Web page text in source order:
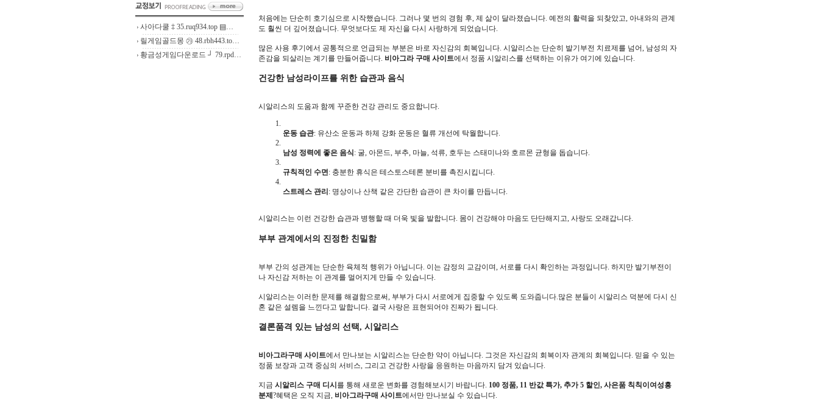
사아다쿨 ‡ 35.ruq934.top ▤…
릴게임골드몽 ㉮ 48.rbh443.to…
황금성게임다운로드 ┘ 79.rpd…
처음에는 단순히 호기심으로 시작했습니다. 그러나 몇 번의 경험 후, 제 삶이 달라졌습니다. 예전의 활력을 되찾았고, 아내와의 관계
도 훨씬 더 깊어졌습니다. 무엇보다도 제 자신을 다시 사랑하게 되었습니다.
많은 사용 후기에서 공통적으로 언급되는 부분은 바로 자신감의 회복입니다. 시알리스는 단순히 발기부전 치료제를 넘어, 남성의 자
존감을 되살리는 계기를 만들어줍니다. 비아그라 구매 사이트에서 정품 시알리스를 선택하는 이유가 여기에 있습니다.
건강한 남성라이프를 위한 습관과 음식
시알리스의 도움과 함께 꾸준한 건강 관리도 중요합니다.
운동 습관: 유산소 운동과 하체 강화 운동은 혈류 개선에 탁월합니다.
남성 정력에 좋은 음식: 굴, 아몬드, 부추, 마늘, 석류, 호두는 스태미나와 호르몬 균형을 돕습니다.
규칙적인 수면: 충분한 휴식은 테스토스테론 분비를 촉진시킵니다.
스트레스 관리 : 명상이나 산책 같은 간단한 습관이 큰 차이를 만듭니다.
시알리스는 이런 건강한 습관과 병행할 때 더욱 빛을 발합니다. 몸이 건강해야 마음도 단단해지고, 사랑도 오래갑니다.
부부 관계에서의 진정한 친밀함
부부 간의 성관계는 단순한 육체적 행위가 아닙니다. 이는 감정의 교감이며, 서로를 다시 확인하는 과정입니다. 하지만 발기부전이
나 자신감 저하는 이 관계를 멀어지게 만들 수 있습니다.
시알리스는 이러한 문제를 해결함으로써, 부부가 다시 서로에게 집중할 수 있도록 도와줍니다.많은 분들이 시알리스 덕분에 다시 신
혼 같은 설렘을 느낀다고 말합니다. 결국 사랑은 표현되어야 진짜가 됩니다.
결론품격 있는 남성의 선택, 시알리스
비아그라구매 사이트에서 만나보는 시알리스는 단순한 약이 아닙니다. 그것은 자신감의 회복이자 관계의 회복입니다. 믿을 수 있는
정품 보장과 고객 중심의 서비스, 그리고 건강한 사랑을 응원하는 마음까지 담겨 있습니다.
지금 시알리스 구매 디시를 통해 새로운 변화를 경험해보시기 바랍니다. 100 정품, 11 반값 특가, 추가 5 할인, 사은품 칙칙이여성흥
분제?혜택은 오직 지금, 비아그라구매 사이트에서만 만나보실 수 있습니다.